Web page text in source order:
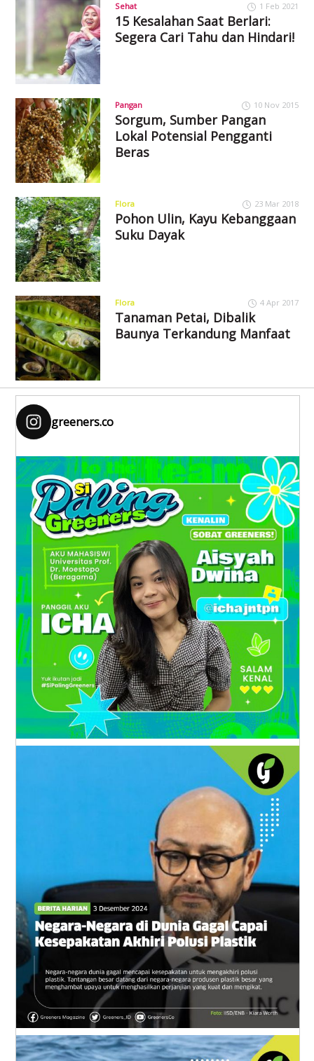
Sehat 1 Feb 2021
15 Kesalahan Saat Berlari:
Segera Cari Tahu dan Hindari!
Pangan 10 Nov 2015
Sorgum, Sumber Pangan
Lokal Potensial Pengganti
Beras
Flora 23 Mar 2018
Pohon Ulin, Kayu Kebanggaan
Suku Dayak
Flora 4 Apr 2017
Tanaman Petai, Dibalik
Baunya Terkandung Manfaat
greeners.co